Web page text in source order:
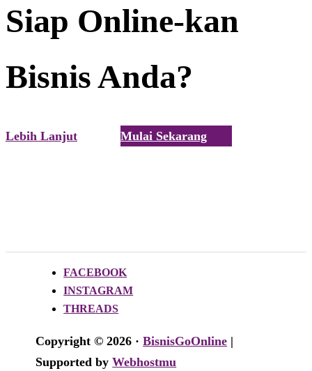
Siap Online-kan
Bisnis Anda?
Lebih Lanjut Mulai Sekarang
FACEBOOK
INSTAGRAM
THREADS
Copyright © 2026 ·BisnisGoOnline |
Supported byWebhostmu